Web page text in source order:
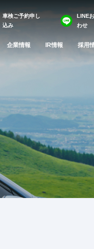
車検ご予約申し
込み
LINE
わせ
企業情報 IR情報 採用